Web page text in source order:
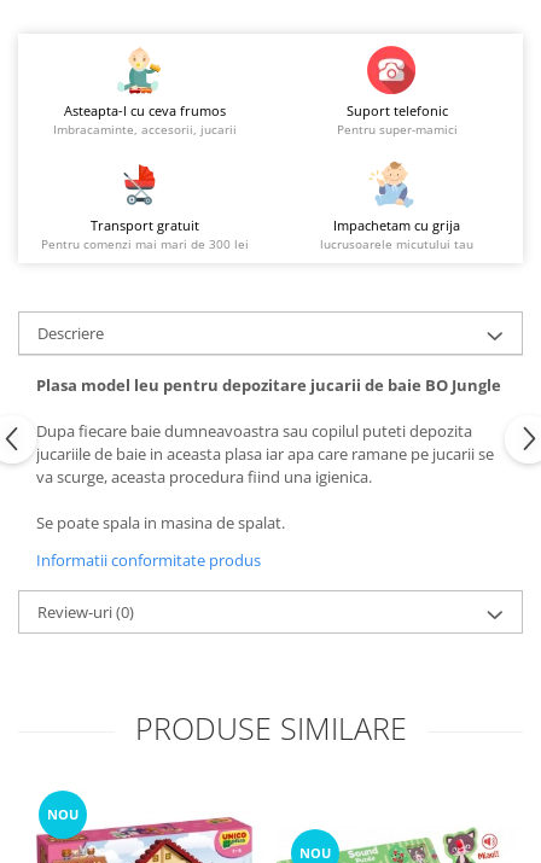
Asteapta-l cu ceva frumos
Imbracaminte, accesorii, jucarii
Suport telefonic
Pentru super-mamici
Transport gratuit
Pentru comenzi mai mari de 300 lei
Impachetam cu grija
lucrusoarele micutului tau
Descriere
Plasa model leu pentru depozitare jucarii de baie BO Jungle
Dupa fiecare baie dumneavoastra sau copilul puteti depozita
jucariile de baie in aceasta plasa iar apa care ramane pe jucarii se
va scurge, aceasta procedura fiind una igienica.
Se poate spala in masina de spalat.
Informatii conformitate produs
Review-uri(0)
PRODUSE SIMILARE
NOU
NOU